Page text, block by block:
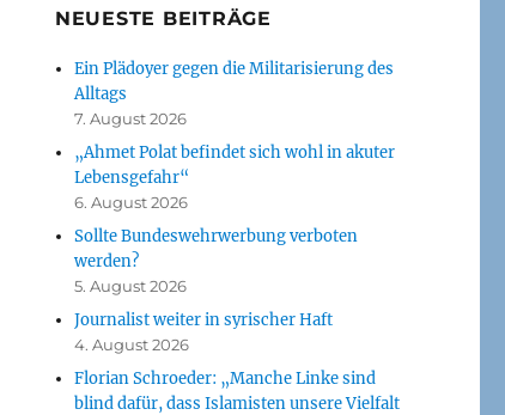
NEUESTE BEITRÄGE
Ein Plädoyer gegen die Militarisierung des
Alltags
7. August 2026
„Ahmet Polat befindet sich wohl in akuter
Lebensgefahr“
6. August 2026
Sollte Bundeswehrwerbung verboten
werden?
5. August 2026
Journalist weiter in syrischer Haft
4. August 2026
Florian Schroeder: „Manche Linke sind
blind dafür, dass Islamisten unsere Vielfalt